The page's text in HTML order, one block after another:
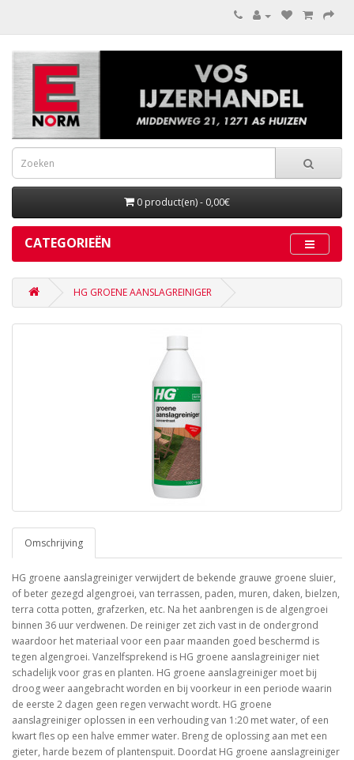
0 product(en) - 0,00€
CATEGORIEËN
HG GROENE AANSLAGREINIGER
Omschrijving
HG groene aanslagreiniger verwijdert de bekende grauwe groene sluier,
of beter gezegd algengroei, van terrassen, paden, muren, daken, bielzen,
terra cotta potten, grafzerken, etc. Na het aanbrengen is de algengroei
binnen 36 uur verdwenen. De reiniger zet zich vast in de ondergrond
waardoor het materiaal voor een paar maanden goed beschermd is
tegen algengroei. Vanzelfsprekend is HG groene aanslagreiniger niet
schadelijk voor gras en planten. HG groene aanslagreiniger moet bij
droog weer aangebracht worden en bij voorkeur in een periode waarin
de eerste 2 dagen geen regen verwacht wordt. HG groene
aanslagreiniger oplossen in een verhouding van 1:20 met water, of een
kwart fles op een halve emmer water. Breng de oplossing aan met een
gieter, harde bezem of plantenspuit. Doordat HG groene aanslagreiniger